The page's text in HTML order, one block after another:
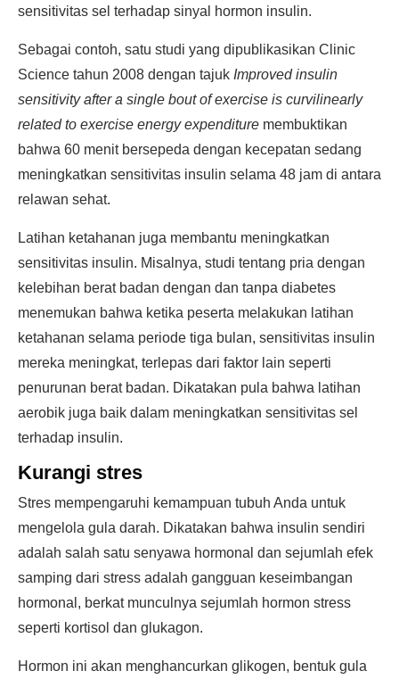
sensitivitas sel terhadap sinyal hormon insulin.
Sebagai contoh, satu studi yang dipublikasikan Clinic
Science tahun 2008 dengan tajuk Improved insulin
sensitivity after a single bout of exercise is curvilinearly
related to exercise energy expenditure membuktikan
bahwa 60 menit bersepeda dengan kecepatan sedang
meningkatkan sensitivitas insulin selama 48 jam di antara
relawan sehat.
Latihan ketahanan juga membantu meningkatkan
sensitivitas insulin. Misalnya, studi tentang pria dengan
kelebihan berat badan dengan dan tanpa diabetes
menemukan bahwa ketika peserta melakukan latihan
ketahanan selama periode tiga bulan, sensitivitas insulin
mereka meningkat, terlepas dari faktor lain seperti
penurunan berat badan. Dikatakan pula bahwa latihan
aerobik juga baik dalam meningkatkan sensitivitas sel
terhadap insulin.
Kurangi stres
Stres mempengaruhi kemampuan tubuh Anda untuk
mengelola gula darah. Dikatakan bahwa insulin sendiri
adalah salah satu senyawa hormonal dan sejumlah efek
samping dari stress adalah gangguan keseimbangan
hormonal, berkat munculnya sejumlah hormon stress
seperti kortisol dan glukagon.
Hormon ini akan menghancurkan glikogen, bentuk gula